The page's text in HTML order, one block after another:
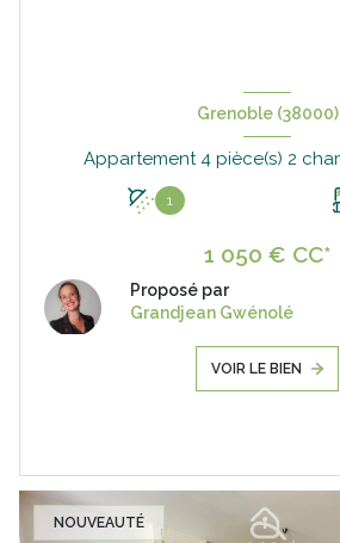
Grenoble (38000)
1
1 050 € CC*
Proposé par
Grandjean Gwénolé
VOIR LE BIEN
NOUVEAUTÉ